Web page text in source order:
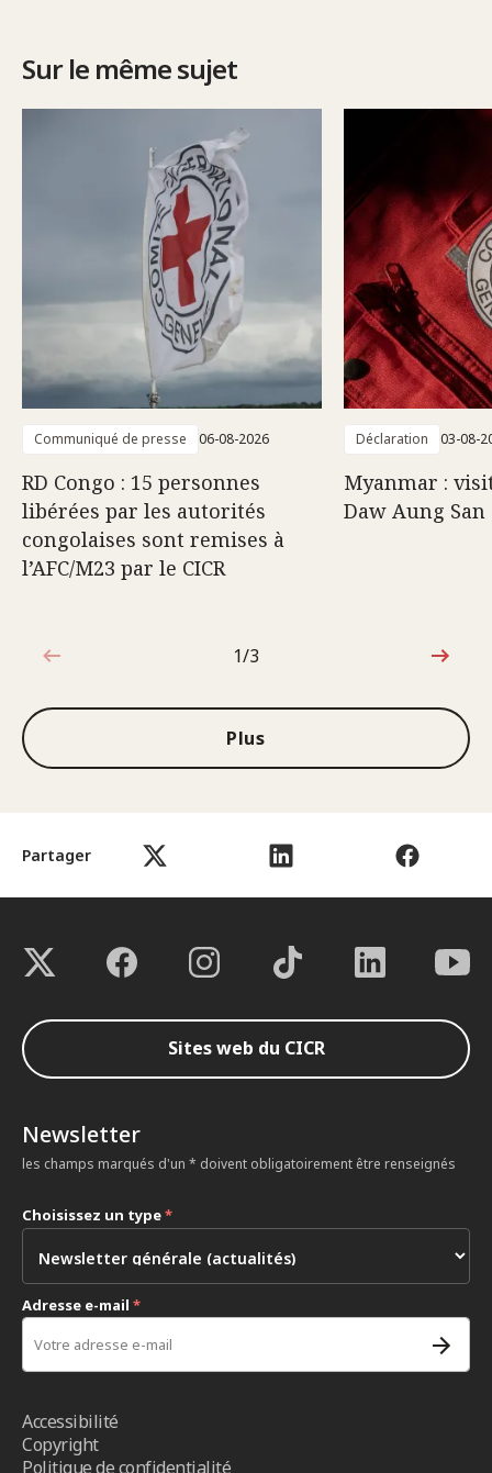
Partager
Sur le même sujet
Communiqué de presse 06-08-2026
RD Congo : 15 personnes
libérées par les autorités
congolaises sont remises à
l’AFC/M23 par le CICR
Déclaration 03-08-
Myanmar :
Daw Aung San
1sur3
1/3
Plus
Sites web du CICR
Newsletter
les champs marqués d'un * doivent obligatoirement être renseignés
Choisissez un type*
Adresse e-mail *
Accessibilité
Copyright
Politique de confidentialité